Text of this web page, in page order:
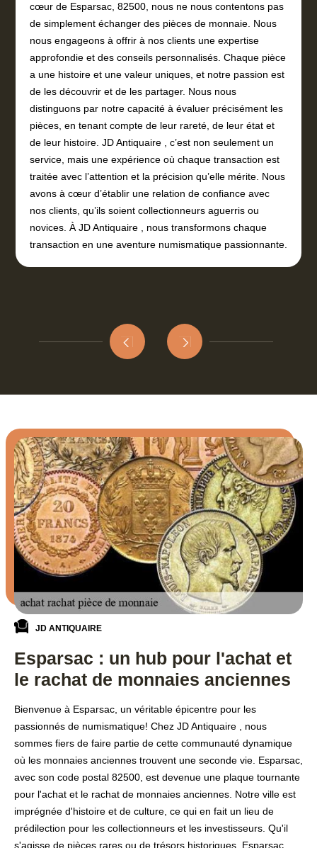
cœur de Esparsac, 82500, nous ne nous contentons pas
de simplement échanger des pièces de monnaie. Nous
nous engageons à offrir à nos clients une expertise
approfondie et des conseils personnalisés. Chaque pièce
a une histoire et une valeur uniques, et notre passion est
de les découvrir et de les partager. Nous nous
distinguons par notre capacité à évaluer précisément les
pièces, en tenant compte de leur rareté, de leur état et
de leur histoire. JD Antiquaire , c’est non seulement un
service, mais une expérience où chaque transaction est
traitée avec l’attention et la précision qu’elle mérite. Nous
avons à cœur d’établir une relation de confiance avec
nos clients, qu’ils soient collectionneurs aguerris ou
novices. À JD Antiquaire , nous transformons chaque
transaction en une aventure numismatique passionnante.
JD ANTIQUAIRE
Esparsac : un hub pour l'achat et
le rachat de monnaies anciennes
Bienvenue à Esparsac, un véritable épicentre pour les
passionnés de numismatique! Chez JD Antiquaire , nous
sommes fiers de faire partie de cette communauté dynamique
où les monnaies anciennes trouvent une seconde vie. Esparsac,
avec son code postal 82500, est devenue une plaque tournante
pour l'achat et le rachat de monnaies anciennes. Notre ville est
imprégnée d'histoire et de culture, ce qui en fait un lieu de
prédilection pour les collectionneurs et les investisseurs. Qu'il
s'agisse de pièces rares ou de trésors historiques, Esparsac